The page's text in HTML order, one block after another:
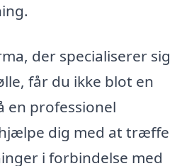
der specialiserer sig
får du ikke blot en
en professionel
dig med at træffe
i forbindelse med